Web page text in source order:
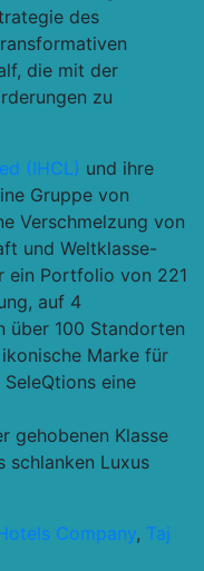
des
die mit der
zu
(IHCL) und ihre
Gruppe von
Verschmelzung von
und Weltklasse-
ein Portfolio von 221
auf 4
über 100 Standorten
Marke für
eine
gehobenen Klasse
schlanken Luxus
Company, Taj